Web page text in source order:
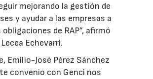
mejorando la gestión de
y ayudar a las empresas a
de RAP”, afirmó
Echevarri.
Emilio-José Pérez Sánchez
convenio con Genci nos